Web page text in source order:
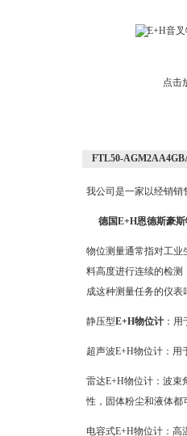
点击
FTL50-
我公司是一家以经销销
德国E+H恩德斯豪
物位测量通常指对工业
料高度进行连续的检测
成这种测量任务的仪表
静压型E+H物位计 ：
超声波E+H物位计：用
雷达E+H物位计：波束
性，固体粉尘和液体都
电容式E+H物位计：